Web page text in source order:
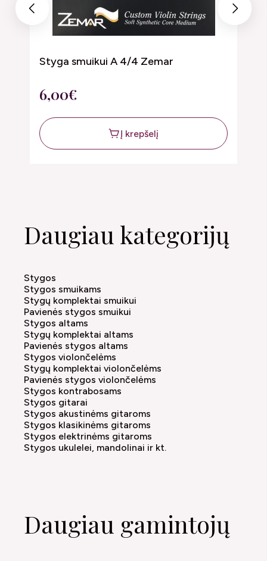
Previous
Styga smuikui A 4/4 Zemar
6,00€
Į krepšelį
Next
Daugiau kategorijų
Stygos
Stygos smuikams
Stygų komplektai smuikui
Pavienės stygos smuikui
Stygos altams
Stygų komplektai altams
Pavienės stygos altams
Stygos violončelėms
Stygų komplektai violončelėms
Pavienės stygos violončelėms
Stygos kontrabosams
Stygos gitarai
Stygos akustinėms gitaroms
Stygos klasikinėms gitaroms
Stygos elektrinėms gitaroms
Stygos ukulelei, mandolinai ir kt.
Daugiau gamintojų